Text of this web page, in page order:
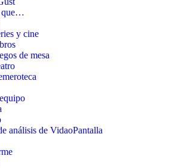
que…
y cine
de mesa
análisis de VidaoPantalla